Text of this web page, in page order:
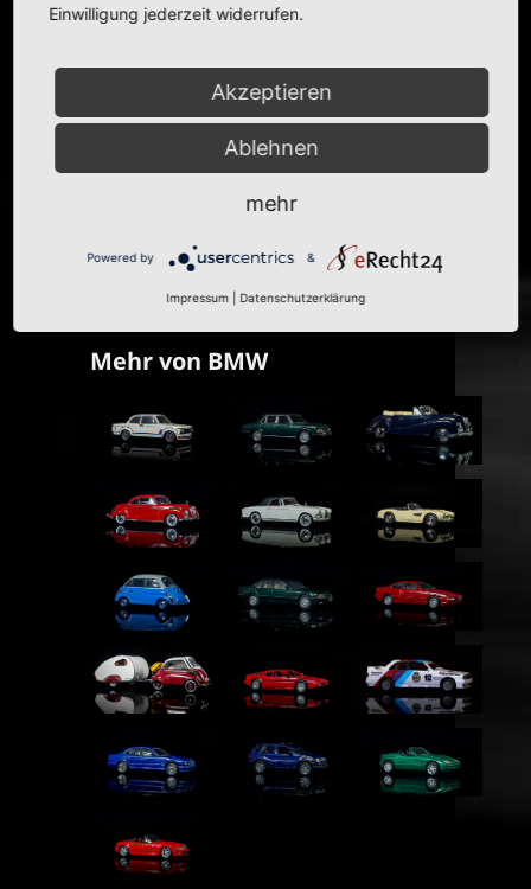
Weitere Informationen zum Original
später bis 1968 Be­gleit­fahrzeug für Schwer­
transporte in Bergisch Gladbach.
Weitere Informationen zur Isettabei der zivilen
Mehr von BMW
BMW 502...
BMW 502...
BMW 600...
Einwilligung jederzeit widerrufen.
Akzeptieren
Ablehnen
mehr
Powered by &
Impressum Datenschutzerklärung